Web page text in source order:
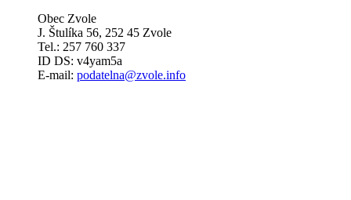
Obec Zvole
J. Štulíka 56, 252 45 Zvole
Tel.: 257 760 337
ID DS: v4yam5a
E-mail: podatelna@zvole.info